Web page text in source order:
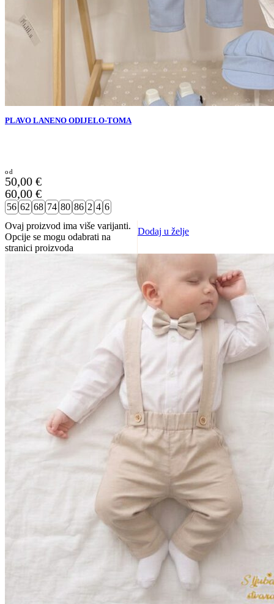
PLAVO LANENO ODIJELO-TOMA
50,00 €
60,00 €
56 62 68 74 80 86 2 4 6
Ovaj proizvod ima više varijanti.
Opcije se mogu odabrati na
stranici proizvoda
Dodaj u želje